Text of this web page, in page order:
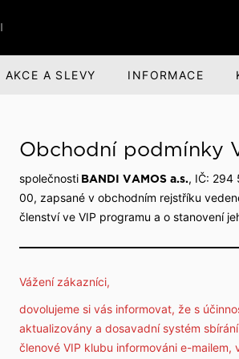
obuv
obuvi
Men
AKCE A SLEVY INFORMACE
a divadlo
Obchodní podmínky
společnosti BANDI VAMOS a.s., IČ: 294
00, zapsané v obchodním rejstříku
členství ve VIP programu a o stanovení
Vážení zákazníci,
dovolujeme si vás informovat, že s
aktualizovány a dosavadní systém
členové VIP klubu informováni e-